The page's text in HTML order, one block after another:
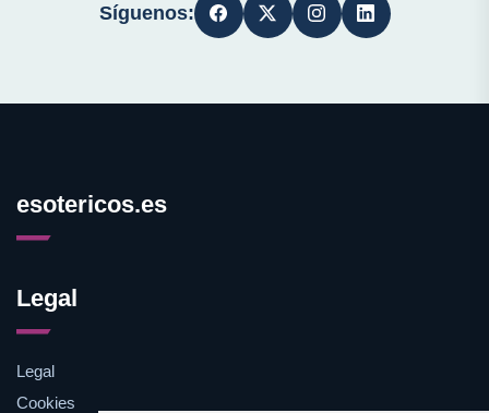
Síguenos:
esotericos.es
Legal
Legal
Cookies